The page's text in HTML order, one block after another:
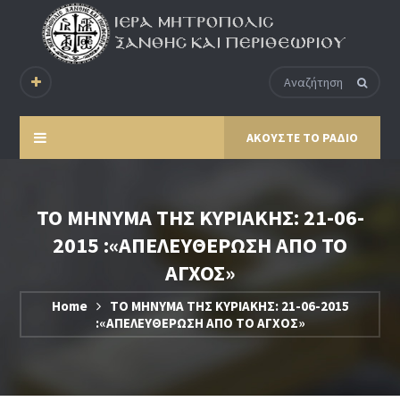
ΑΚΟΥΣΤΕ ΤΟ ΡΑΔΙΟ
ΤΟ ΜΗΝΥΜΑ ΤΗΣ ΚΥΡΙΑΚΗΣ: 21-06-
2015 :«ΑΠΕΛΕΥΘΕΡΩΣΗ ΑΠΟ ΤΟ
ΑΓΧΟΣ»
Home
ΤΟ ΜΗΝΥΜΑ ΤΗΣ ΚΥΡΙΑΚΗΣ: 21-06-2015
:«ΑΠΕΛΕΥΘΕΡΩΣΗ ΑΠΟ ΤΟ ΑΓΧΟΣ»